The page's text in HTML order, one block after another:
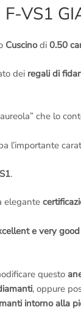
VS1
Cuscinodi 0.50
dei regali di
che lo
l’importante
.
elegante
e very good
questo
, oppure
intorno alla